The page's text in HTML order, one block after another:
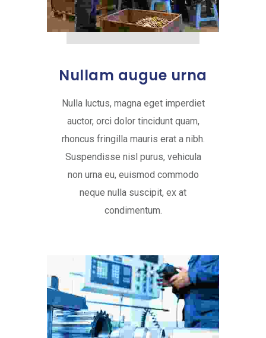
Nullam augue urna
Nulla luctus, magna eget imperdiet
auctor, orci dolor tincidunt quam,
rhoncus fringilla mauris erat a nibh.
Suspendisse nisl purus, vehicula
non urna eu, euismod commodo
neque nulla suscipit, ex at
condimentum.